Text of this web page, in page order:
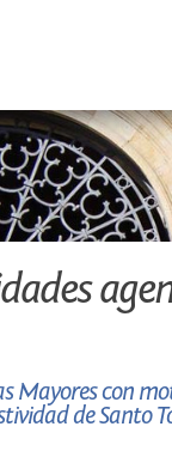
Mayores con
de Santo